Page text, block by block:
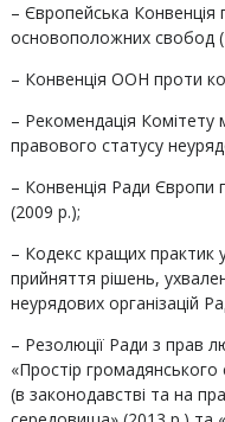
– Європейська
основоположних свобод
– Конвенція ООН проти
– Рекомендація Комітету
правового статусу
– Конвенція Ради Європи
(2009 р.);
– Кодекс кращих практик
прийняття рішень,
неурядових організацій
– Резолюції Ради з прав
«Простір громадянського
(в законодавстві та на